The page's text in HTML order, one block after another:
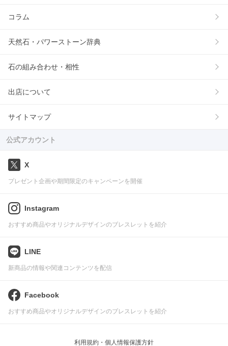
コラム
天然石・パワーストーン辞典
石の組み合わせ・相性
出店について
サイトマップ
公式アカウント
X
プレゼント企画や期間限定のキャンペーンを開催
Instagram
おすすめ商品やオリジナルデザインのブレスレットを紹介
LINE
新商品の情報や関連コンテンツを配信
Facebook
おすすめ商品やオリジナルデザインのブレスレットを紹介
利用規約・個人情報保護方針